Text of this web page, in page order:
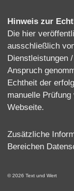
Hinweis zur
Die hier
ausschließlich
Dienstleistungen
Anspruch
Echtheit der
manuelle
Webseite.
Zusätzliche
Bereichen
© 2026 Text und Wert